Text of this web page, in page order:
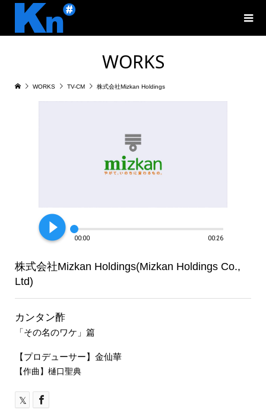
WORKS
WORKS TV-CM 株式会社Mizkan Holdings
play_circle_filled 00:00 00:26
株式会社Mizkan Holdings(Mizkan Holdings Co.,
Ltd)
カンタン酢
「その名のワケ」篇
【プロデューサー】金仙華
【作曲】樋口聖典